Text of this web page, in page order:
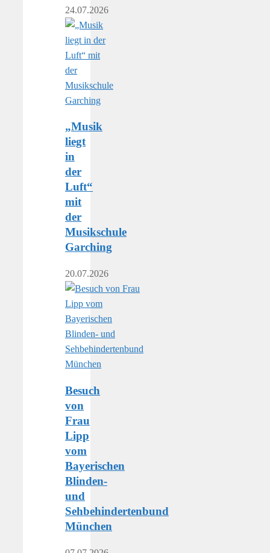
24.07.2026
„Musik
liegt
in
der
Luft“
mit
der
Musikschule
Garching
20.07.2026
Besuch
von
Frau
Lipp
vom
Bayerischen
Blinden-
und
Sehbehindertenbund
München